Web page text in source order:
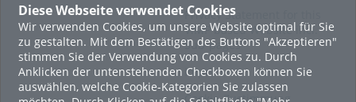
Diese Webseite verwendet Cookies
Wir verwenden Cookies, um unsere Website optimal für Sie
zu gestalten. Mit dem Bestätigen des Buttons "Akzeptieren"
stimmen Sie der Verwendung von Cookies zu. Durch
Anklicken der untenstehenden Checkboxen können Sie
auswählen, welche Cookie-Kategorien Sie zulassen
Privacy Statement for this
ViMP based Website incl.
Sub-pages
Imprint
Cookie-Zustimmung